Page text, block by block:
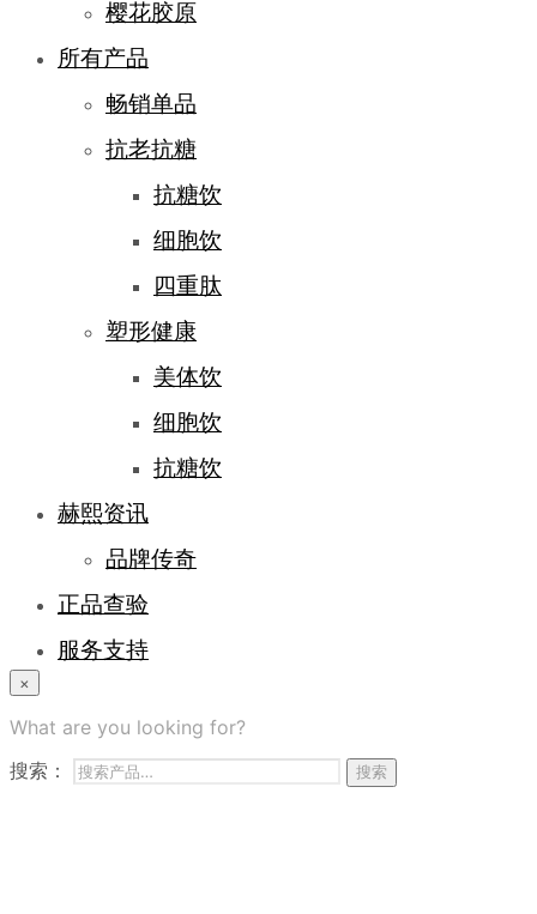
樱花胶原
所有产品
畅销单品
抗老抗糖
抗糖饮
细胞饮
四重肽
塑形健康
美体饮
细胞饮
抗糖饮
赫熙资讯
品牌传奇
正品查验
服务支持
常见问题
商务合作
×
What are you looking for?
搜索：
搜索